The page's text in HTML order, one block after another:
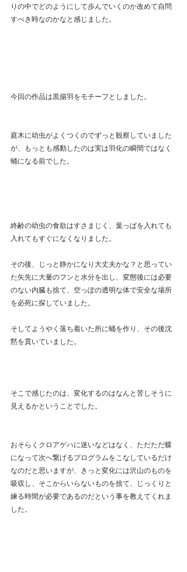
りの中でどのようにして歩んでいくのか改めて自問
すべき時なのかなと感じました。
今回の作品は黒揚羽をモチーフとしました。
庭木に幼虫がよくつくのでずっと観察していました
が、もっとも感動したのは実は羽化の瞬間ではなく
蛹になる前でした。
終齢の幼虫の食欲はすさまじく、葉っぱを入れても
入れてもすぐになくなりました。
その後、じっと静かになり大丈夫かな？と思ってい
た矢先に大量のフンと水分を出し、変態後には必要
のない内臓も捨て、空っぽの透明な体で安全な場所
を必死に探していました。
そしてようやく落ち着いた所に蛹を作り、その後沈
黙を貫いていました。
そこで感じたのは、変化するのはなんと苦しそうに
見えるかということでした。
おそらくクロアゲハに迷いなどはなく、ただただ蝶
になって次へ繋げるプログラムをこなしているだけ
なのだと思いますが、きっと変化には沢山のものを
吸収し、そこからいらないものを捨て、じっくりと
練る時間が必要であるのだという事を教えてくれま
した。